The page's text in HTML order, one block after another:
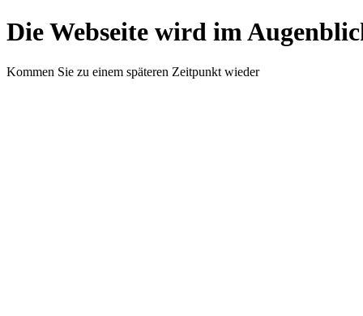
Die Webseite wird im
Kommen Sie zu einem späteren Zeitpunkt wieder